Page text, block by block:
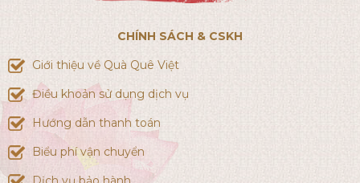
CHÍNH SÁCH & CSKH
Giới thiệu về Quà Quê Việt
Điều khoản sử dụng dịch vụ
Hướng dẫn thanh toán
Biểu phí vận chuyển